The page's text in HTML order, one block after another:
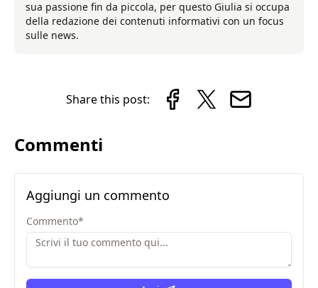
sua passione fin da piccola, per questo Giulia si occupa
della redazione dei contenuti informativi con un focus
sulle news.
Share this post:
Commenti
Aggiungi un commento
Commento*